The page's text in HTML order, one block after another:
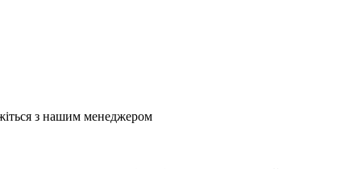
з нашим менеджером